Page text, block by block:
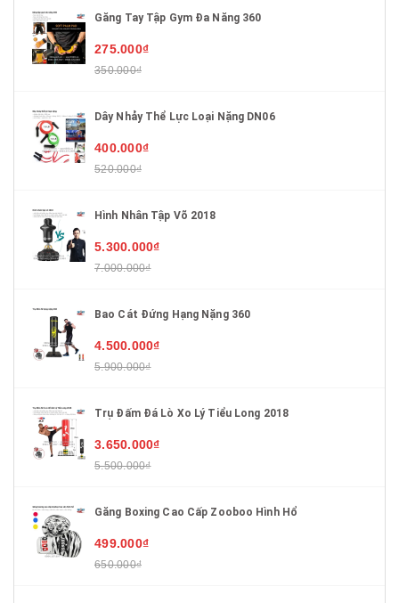
Găng Tay Tập Gym Đa Năng 360
275.000₫
350.000₫
Dây Nhảy Thể Lực Loại Nặng DN06
400.000₫
520.000₫
Hình Nhân Tập Võ 2018
5.300.000₫
7.000.000₫
Bao Cát Đứng Hạng Nặng 360
4.500.000₫
5.900.000₫
Trụ Đấm Đá Lò Xo Lý Tiểu Long 2018
3.650.000₫
5.500.000₫
Găng Boxing Cao Cấp Zooboo Hình Hổ
499.000₫
650.000₫